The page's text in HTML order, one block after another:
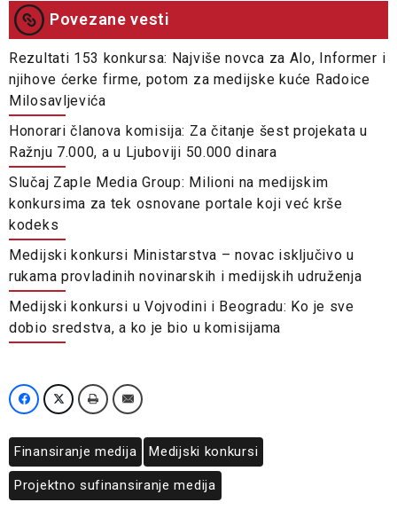
Povezane vesti
Rezultati 153 konkursa: Najviše novca za Alo, Informer i
njihove ćerke firme, potom za medijske kuće Radoice
Milosavljevića
Honorari članova komisija: Za čitanje šest projekata u
Ražnju 7.000, a u Ljuboviji 50.000 dinara
Slučaj Zaple Media Group: Milioni na medijskim
konkursima za tek osnovane portale koji već krše
kodeks
Medijski konkursi Ministarstva – novac isključivo u
rukama provladinih novinarskih i medijskih udruženja
Medijski konkursi u Vojvodini i Beogradu: Ko je sve
dobio sredstva, a ko je bio u komisijama
Finansiranje medija Medijski konkursi
Projektno sufinansiranje medija